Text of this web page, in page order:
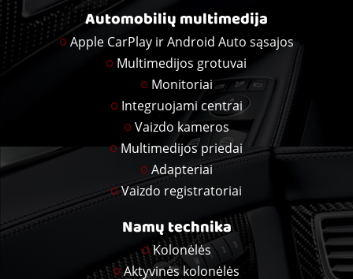
Automobilių multimedija
Apple CarPlay ir Android Auto sąsajos
Multimedijos grotuvai
Monitoriai
Integruojami centrai
Vaizdo kameros
Multimedijos priedai
Adapteriai
Vaizdo registratoriai
Namų technika
Kolonėlės
Aktyvinės kolonėlės